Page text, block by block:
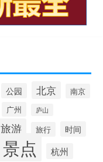
公园 北京
南京
广州 庐山
旅游 旅行 时间
景点 杭州